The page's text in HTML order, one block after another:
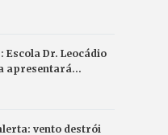
Escola Dr. Leocádio
apresentará…
vento destrói